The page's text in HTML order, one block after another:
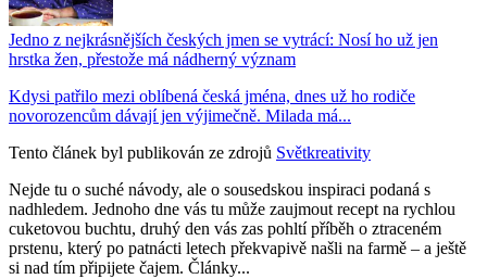
Jedno z nejkrásnějších českých jmen se vytrácí: Nosí ho už jen
hrstka žen, přestože má nádherný význam
Kdysi patřilo mezi oblíbená česká jména, dnes už ho rodiče
novorozencům dávají jen výjimečně. Milada má...
Tento článek byl publikován ze zdrojů Světkreativity
Nejde tu o suché návody, ale o sousedskou inspiraci podaná s
nadhledem. Jednoho dne vás tu může zaujmout recept na rychlou
cuketovou buchtu, druhý den vás zas pohltí příběh o ztraceném
prstenu, který po patnácti letech překvapivě našli na farmě – a ještě
si nad tím připijete čajem. Články...